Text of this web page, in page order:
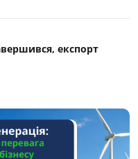
експорт